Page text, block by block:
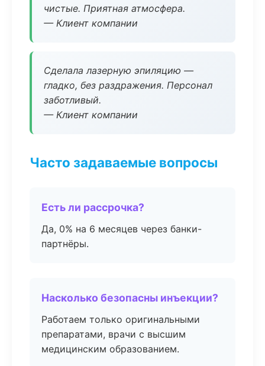
чистые. Приятная атмосфера.
— Клиент компании
Сделала лазерную эпиляцию —
гладко, без раздражения. Персонал
заботливый.
— Клиент компании
Часто задаваемые вопросы
Есть ли рассрочка?
Да, 0% на 6 месяцев через банки-
партнёры.
Насколько безопасны инъекции?
Работаем только оригинальными
препаратами, врачи с высшим
медицинским образованием.